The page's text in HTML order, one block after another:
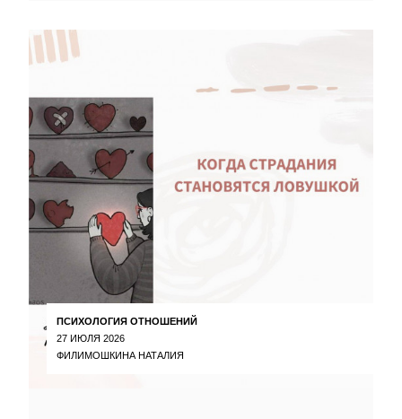
ПСИХОЛОГИЯ ОТНОШЕНИЙ
27 ИЮЛЯ 2026
ФИЛИМОШКИНА НАТАЛИЯ